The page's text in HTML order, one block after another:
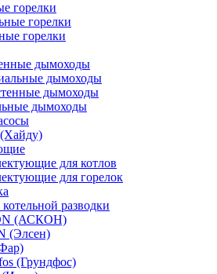
горелки
горелки
горелки
дымоходы
дымоходы
дымоходы
дымоходы
для котлов
для горелок
разводки
(АСКОН)
(Элсен)
(Грундфос)